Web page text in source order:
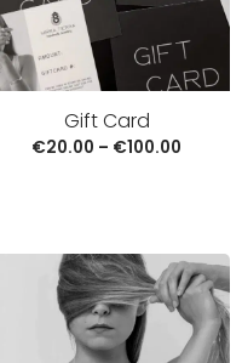
Gift Card
€20.00 – €100.00